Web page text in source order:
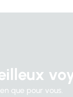
que pour vous.